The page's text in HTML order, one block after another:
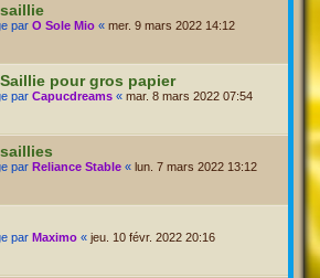
par O Sole Mio « mer. 9 mars 2022 14:12
pour gros papier
par Capucdreams « mar. 8 mars 2022 07:54
par Reliance Stable « lun. 7 mars 2022 13:12
par Maximo « jeu. 10 févr. 2022 20:16